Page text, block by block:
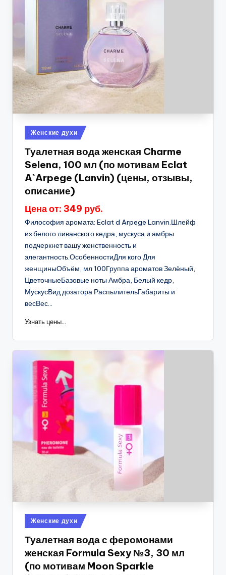
Опубликовано
в
Женские духи
Туалетная вода женская Charme
Selena, 100 мл (по мотивам Eclat
A`Arpege (Lanvin) (цены, отзывы,
описание)
Цена от: 349 руб.
Философия аромата: Eclat d Arpege Lanvin.Шлейф
из белого ливанского кедра, мускуса и амбры
подчеркнет вашу женственность и
элегантность.ОсобенностиДля кого Для
женщиныОбъём, мл 100Группа ароматов Зелёный,
ЦветочныеБазовые ноты Амбра, Белый кедр,
МускусВид дозатора РаспылительГабариты и
весВес...
Узнать цены...
Опубликовано
в
Женские духи
Туалетная вода с феромонами
женская Formula Sexy №3, 30 мл
(по мотивам Moon Sparkle